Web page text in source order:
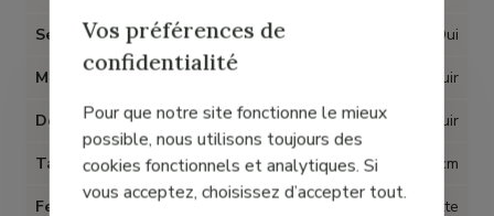
Semelles amovibles Oui
Matière Cuir
Doublure Cuir
Talon 2 cm
Fermeture Tirette
Vos préférences de
confidentialité
Pour que notre site fonctionne le mieux
possible, nous utilisons toujours des
cookies fonctionnels et analytiques. Si
vous acceptez, choisissez d’accepter tout.